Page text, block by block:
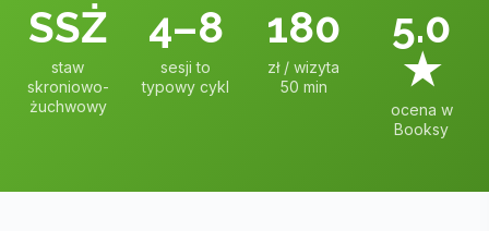
SSŻ
staw
skroniowo-
żuchwowy
4–8
sesji to
typowy cykl
180
zł / wizyta
50 min
5.0
★
ocena w
Booksy